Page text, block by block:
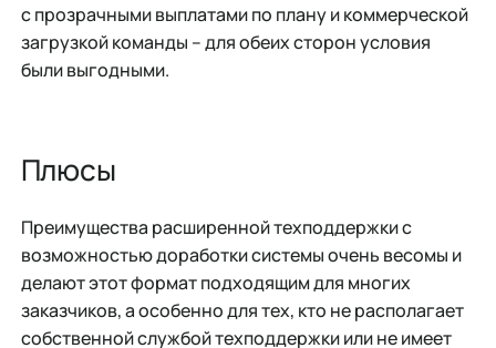
с прозрачными выплатами по плану и коммерческой
загрузкой команды – для обеих сторон условия
были выгодными.
Плюсы
Преимущества расширенной техподдержки с
возможностью доработки системы очень весомы и
делают этот формат подходящим для многих
заказчиков, а особенно для тех, кто не располагает
собственной службой техподдержки или не имеет